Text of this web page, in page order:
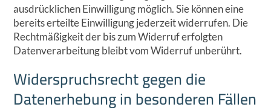
ausdrücklichen Einwilligung möglich. Sie können eine
bereits erteilte Einwilligung jederzeit widerrufen. Die
Rechtmäßigkeit der bis zum Widerruf erfolgten
Datenverarbeitung bleibt vom Widerruf unberührt.
Widerspruchsrecht gegen die
Datenerhebung in besonderen Fällen